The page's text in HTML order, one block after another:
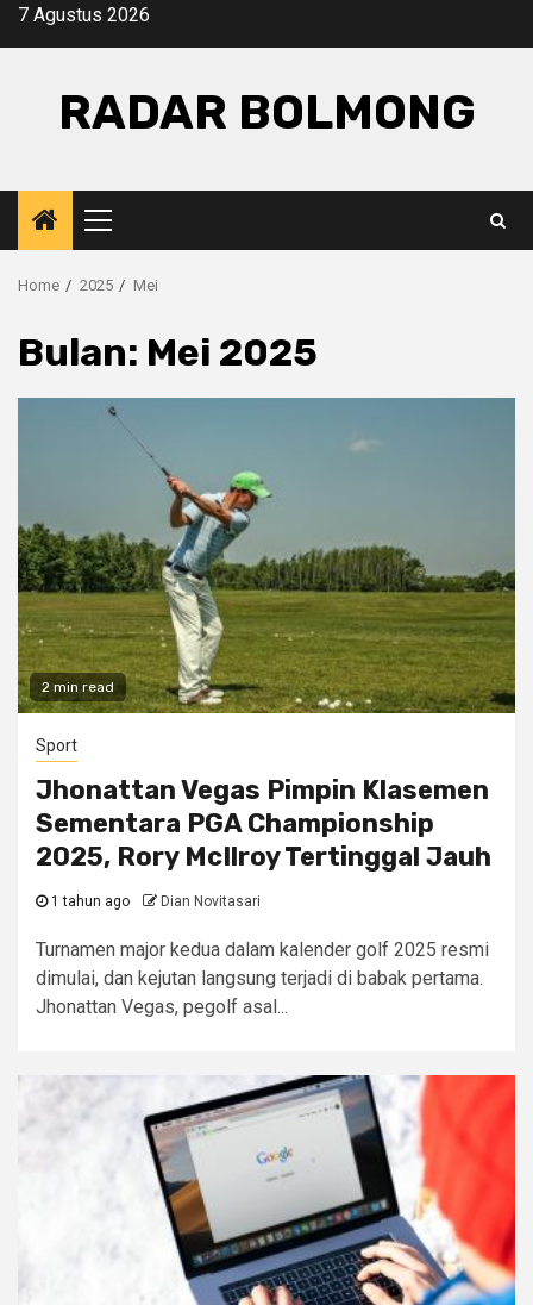
Skip7 Agustus 2026
RADAR BOLMONG
Primary
Menu
Home 2025 Mei
Bulan: Mei 2025
2 min read
Sport
Jhonattan Vegas Pimpin Klasemen
Sementara PGA Championship
2025, Rory McIlroy Tertinggal Jauh
1 tahun ago Dian Novitasari
Turnamen major kedua dalam kalender golf 2025 resmi
dimulai, dan kejutan langsung terjadi di babak pertama.
Jhonattan Vegas, pegolf asal...